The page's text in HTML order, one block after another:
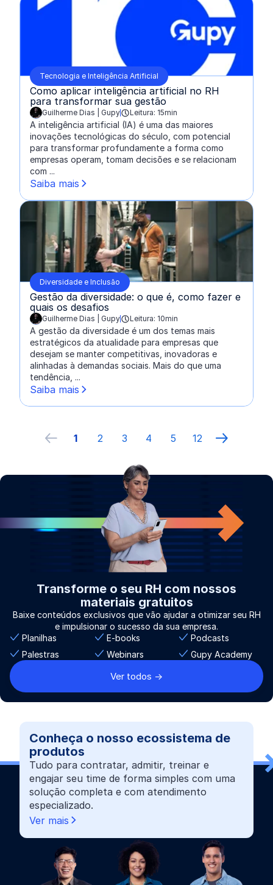
Tecnologia e Inteligência Artificial
Como aplicar inteligência artificial no RH
para transformar sua gestão
escrito por:
Guilherme Dias | Gupy Leitura: 15min
A inteligência artificial (IA) é uma das maiores
inovações tecnológicas do século, com potencial
para transformar profundamente a forma como
empresas operam, tomam decisões e se relacionam
com ...
Saiba mais
Diversidade e Inclusão
Gestão da diversidade: o que é, como fazer e
quais os desafios
escrito por:
Guilherme Dias | Gupy Leitura: 10min
A gestão da diversidade é um dos temas mais
estratégicos da atualidade para empresas que
desejam se manter competitivas, inovadoras e
alinhadas à demandas sociais. Mais do que uma
tendência, ...
Saiba mais
Página anterior
1 2 3 4 5 12 próxima
Transforme o seu RH com nossos
materiais gratuitos
Baixe conteúdos exclusivos que vão ajudar a otimizar seu RH
e impulsionar o sucesso da sua empresa.
Planilhas
E-books
Podcasts
Palestras
Webinars Gupy Academy
Ver todos ->
Conheça o nosso ecossistema de
produtos
Tudo para contratar, admitir, treinar e
engajar seu time de forma simples com uma
solução completa e com atendimento
especializado.
Ver mais